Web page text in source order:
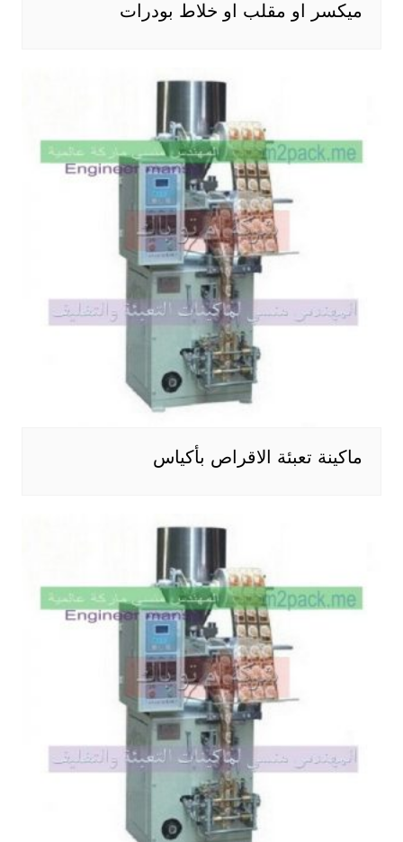
ميكسر او مقلب او خلاط بودرات
ماكينة تعبئة الاقراص بأكياس